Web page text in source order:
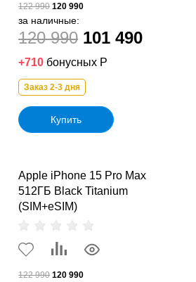
122 990 120 990
за наличные:
120 990 101 490
+710 бонусных Р
Заказ 2-3 дня
Купить
Apple iPhone 15 Pro Max
512ГБ Black Titanium
(SIM+eSIM)
122 990 120 990